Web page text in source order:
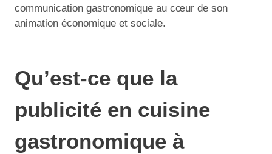
communication gastronomique au cœur de son
animation économique et sociale.
Qu’est-ce que la
publicité en cuisine
gastronomique à